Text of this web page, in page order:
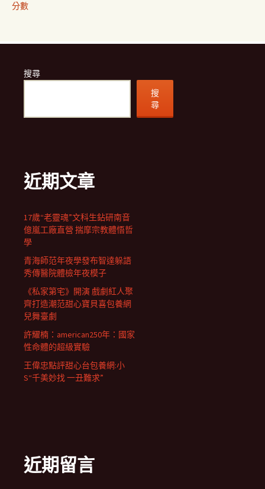
分數
搜尋
搜
尋
近期文章
17歲“老靈魂”文科生鉆研南音
億嵐工廠直營 揣摩宗教體悟哲
學
青海師范年夜學發布智達躲語
秀傳醫院體檢年夜模子
《私家第宅》開演 戲劇紅人聚
齊打造潮范甜心寶貝喜包養網
兒舞臺劇
許耀楠：american250年：國家
性命體的超級實驗
王偉忠點評甜心台包養網:小
S“千美妙找 一丑難求”
近期留言